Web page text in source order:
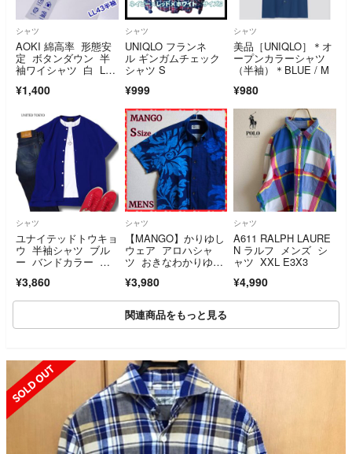
シャツ
AOKI 綿高率 形態安
定 ボタンダウン 半
袖ワイシャツ 白 LL4
¥1,400
シャツ
UNIQLO フランネ
ル ギンガムチェック
シャツ S
¥999
シャツ
美品［UNIQLO］＊オ
ープンカラーシャツ
（半袖）＊BLUE / M
¥980
シャツ
ユナイテッドトウキョ
ウ 半袖シャツ ブル
ー バンドカラー M
¥3,860
シャツ
【MANGO】かりゆし
ウェア アロハシャ
ツ おきなわかりゆ
¥3,980
シャツ
A611 RALPH LAURE
N ラルフ メンズ シ
ャツ XXL E3X3
¥4,990
関連商品をもっと見る
SOLD OUT